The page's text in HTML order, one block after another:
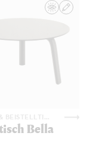
Bella